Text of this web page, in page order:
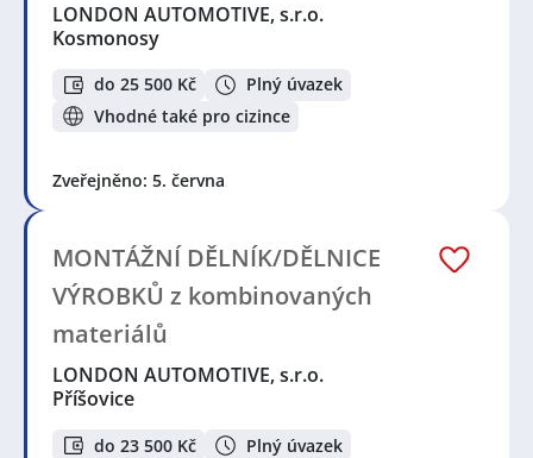
LONDON AUTOMOTIVE, s.r.o.
Kosmonosy
do 25 500 Kč
Plný úvazek
Vhodné také pro cizince
Zveřejněno: 5. června
MONTÁŽNÍ DĚLNÍK/DĚLNICE
VÝROBKŮ z kombinovaných
materiálů
LONDON AUTOMOTIVE, s.r.o.
Příšovice
do 23 500 Kč
Plný úvazek